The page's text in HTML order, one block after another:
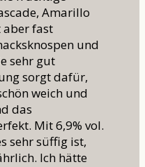
Amarillo
aber fast
und
sehr gut
sorgt dafür,
weich und
das
Mit 6,9% vol.
sehr süffig ist,
Ich hätte